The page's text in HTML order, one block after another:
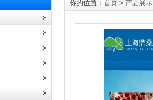
你的位置： 首页 > 产品展示